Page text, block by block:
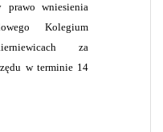
prawo wniesienia
Kolegium
za
w terminie 14